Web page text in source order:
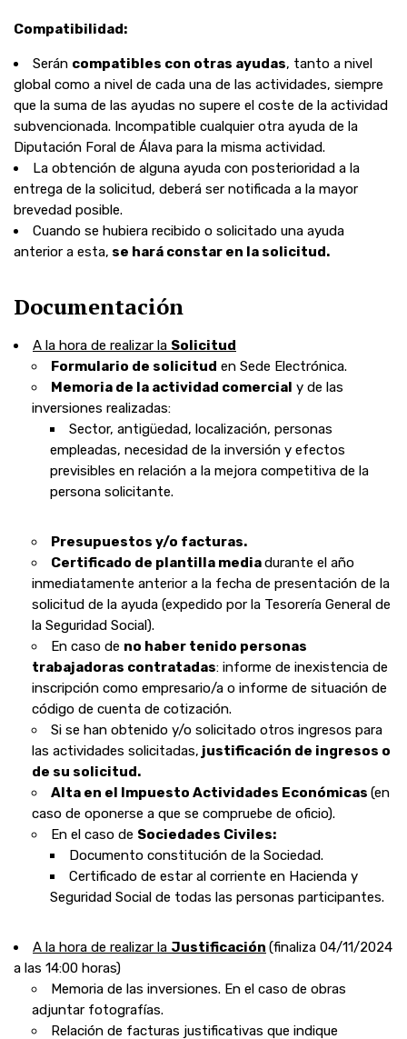
Compatibilidad:
Serán compatibles con otras ayudas, tanto a nivel
global como a nivel de cada una de las actividades, siempre
que la suma de las ayudas no supere el coste de la actividad
subvencionada. Incompatible cualquier otra ayuda de la
Diputación Foral de Álava para la misma actividad.
La obtención de alguna ayuda con posterioridad a la
entrega de la solicitud, deberá ser notificada a la mayor
brevedad posible.
Cuando se hubiera recibido o solicitado una ayuda
anterior a esta, se hará constar en la solicitud.
Documentación
A la hora de realizar la Solicitud
Formulario de solicitud en Sede Electrónica.
Memoria de la actividad comercial y de las
inversiones realizadas:
Sector, antigüedad, localización, personas
empleadas, necesidad de la inversión y efectos
previsibles en relación a la mejora competitiva de la
persona solicitante.
Presupuestos y/o facturas.
Certificado de plantilla mediadurante el año
inmediatamente anterior a la fecha de presentación de la
solicitud de la ayuda (expedido por la Tesorería General de
la Seguridad Social).
En caso de no haber tenido personas
trabajadoras contratadas: informe de inexistencia de
inscripción como empresario/a o informe de situación de
código de cuenta de cotización.
Si se han obtenido y/o solicitado otros ingresos para
las actividades solicitadas, justificación de ingresos o
de su solicitud.
Alta en el Impuesto Actividades Económicas (en
caso de oponerse a que se compruebe de oficio).
En el caso de Sociedades Civiles:
Documento constitución de la Sociedad.
Certificado de estar al corriente en Hacienda y
Seguridad Social de todas las personas participantes.
A la hora de realizar la Justificación (finaliza 04/11/2024
a las 14:00 horas)
Memoria de las inversiones. En el caso de obras
adjuntar fotografías.
Relación de facturas justificativas que indique